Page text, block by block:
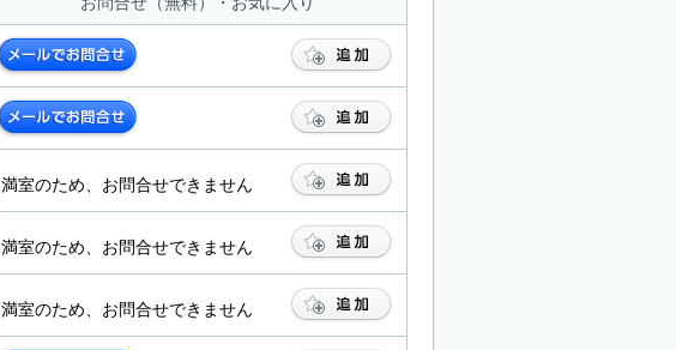
満室のため、お問合せできません
満室のため、お問合せできません
満室のため、お問合せできません